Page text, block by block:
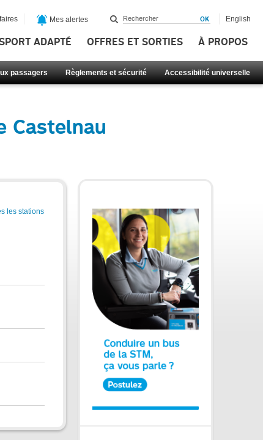
ADAPTÉ OFFRES ET SORTIES À PROPOS
passagers Règlements et sécurité Accessibilité universelle
Mes alertes English
Castelnau
les stations